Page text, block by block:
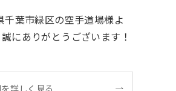
詳しく見る